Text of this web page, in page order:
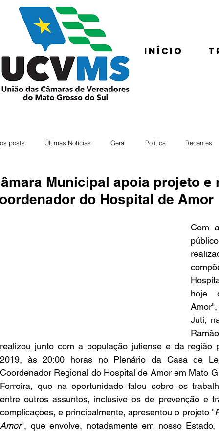
Início
posts Últimas Notícias Geral Política Recentes
Municipal apoia projeto e
do Hospital de Amor
Com
hoje
Juti,
realizou junto com a população jutiense e da
2019, às 20:00 horas no Plenário da Casa de
Coordenador Regional do Hospital de Amor em Mato
Ferreira, que na oportunidade falou sobre os
entre outros assuntos, inclusive os de prevenção e
complicações, e principalmente, apresentou o projeto "
Amor", que envolve, notadamente em nosso